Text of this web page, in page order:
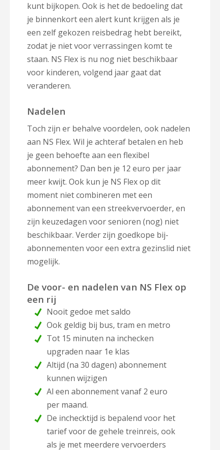
kunt bijkopen. Ook is het de bedoeling dat
je binnenkort een alert kunt krijgen als je
een zelf gekozen reisbedrag hebt bereikt,
zodat je niet voor verrassingen komt te
staan. NS Flex is nu nog niet beschikbaar
voor kinderen, volgend jaar gaat dat
veranderen.
Nadelen
Toch zijn er behalve voordelen, ook nadelen
aan NS Flex. Wil je achteraf betalen en heb
je geen behoefte aan een flexibel
abonnement? Dan ben je 12 euro per jaar
meer kwijt. Ook kun je NS Flex op dit
moment niet combineren met een
abonnement van een streekvervoerder, en
zijn keuzedagen voor senioren (nog) niet
beschikbaar. Verder zijn goedkope bij-
abonnementen voor een extra gezinslid niet
mogelijk.
De voor- en nadelen van NS Flex op
een rij
Nooit gedoe met saldo
Ook geldig bij bus, tram en metro
Tot 15 minuten na inchecken
upgraden naar 1e klas
Altijd (na 30 dagen) abonnement
kunnen wijzigen
Al een abonnement vanaf 2 euro
per maand.
De inchecktijd is bepalend voor het
tarief voor de gehele treinreis, ook
als je met meerdere vervoerders